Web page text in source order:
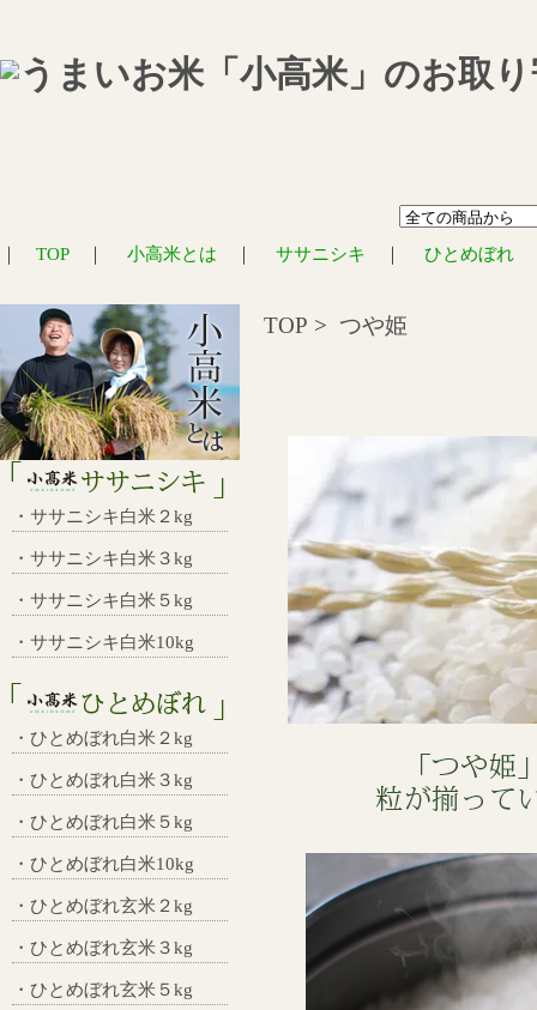
TOP｜ 小高米とは ササニシキ ひとめぼれ
TOP > つや姫
・ササニシキ白米２kg
・ササニシキ白米３kg
・ササニシキ白米５kg
・ササニシキ白米10kg
・ひとめぼれ白米２kg
・ひとめぼれ白米３kg
・ひとめぼれ白米５kg
・ひとめぼれ白米10kg
・ひとめぼれ玄米２kg
・ひとめぼれ玄米３kg
・ひとめぼれ玄米５kg